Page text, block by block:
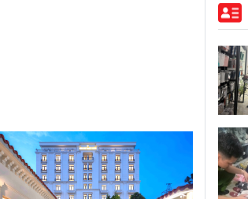
Thanh Hóa: Tìm bị
hại trong vụ án buôn
bán bình sữa
Moyuum giả